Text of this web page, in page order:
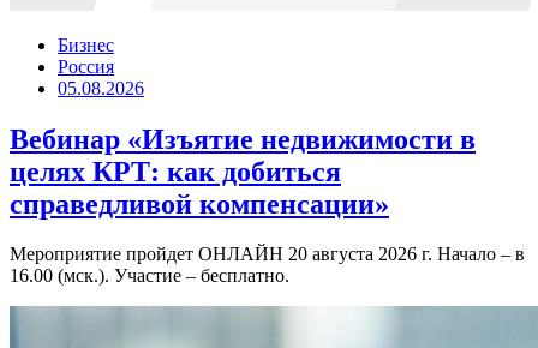
Бизнес
Россия
05.08.2026
Вебинар «Изъятие недвижимости в
целях КРТ: как добиться
справедливой компенсации»
Мероприятие пройдет ОНЛАЙН 20 августа 2026 г. Начало – в
16.00 (мск.). Участие – бесплатно.